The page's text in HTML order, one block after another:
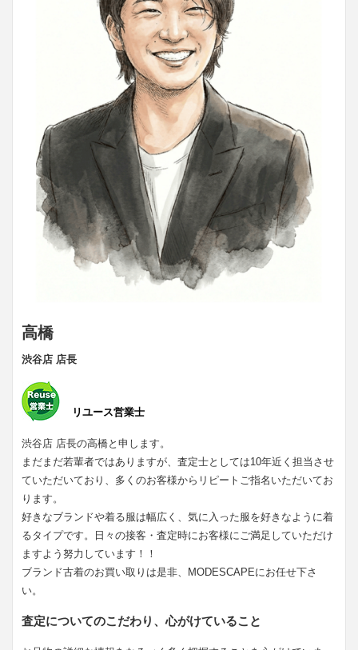
高橋
渋谷店 店長
リユース営業士
渋谷店 店長の高橋と申します。
まだまだ若輩者ではありますが、査定士としては10年近く担当させ
ていただいており、多くのお客様からリピートご指名いただいてお
ります。
好きなブランドや着る服は幅広く、気に入った服を好きなように着
るタイプです。日々の接客・査定時にお客様にご満足していただけ
ますよう努力しています！！
ブランド古着のお買い取りは是非、MODESCAPEにお任せ下さ
い。
査定についてのこだわり、心がけていること